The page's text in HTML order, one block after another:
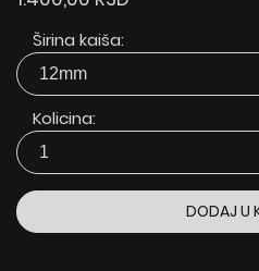
Širina kaiša:
Kolicina:
DODAJ U